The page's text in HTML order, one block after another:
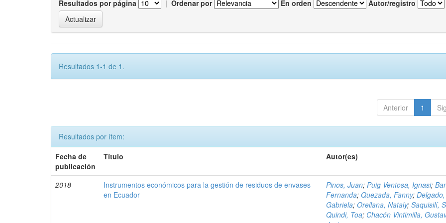
Resultados por página | Ordenar por En orden Autor/registro
Resultados 1-1 de 1.
Anterior 1
Resultados por ítem:
Fecha de
publicación
Título Autor(es)
2018
Instrumentos económicos para la gestión de residuos de envases
en Ecuador
Pinos, Juan;Puig Ventosa, Ignasi;
Fernanda;Quezada, Fanny;Delgado,
Gabriela;Orellana, Nataly;Saquisilí,
Quindi, Toa; Chacón Vintimilla,